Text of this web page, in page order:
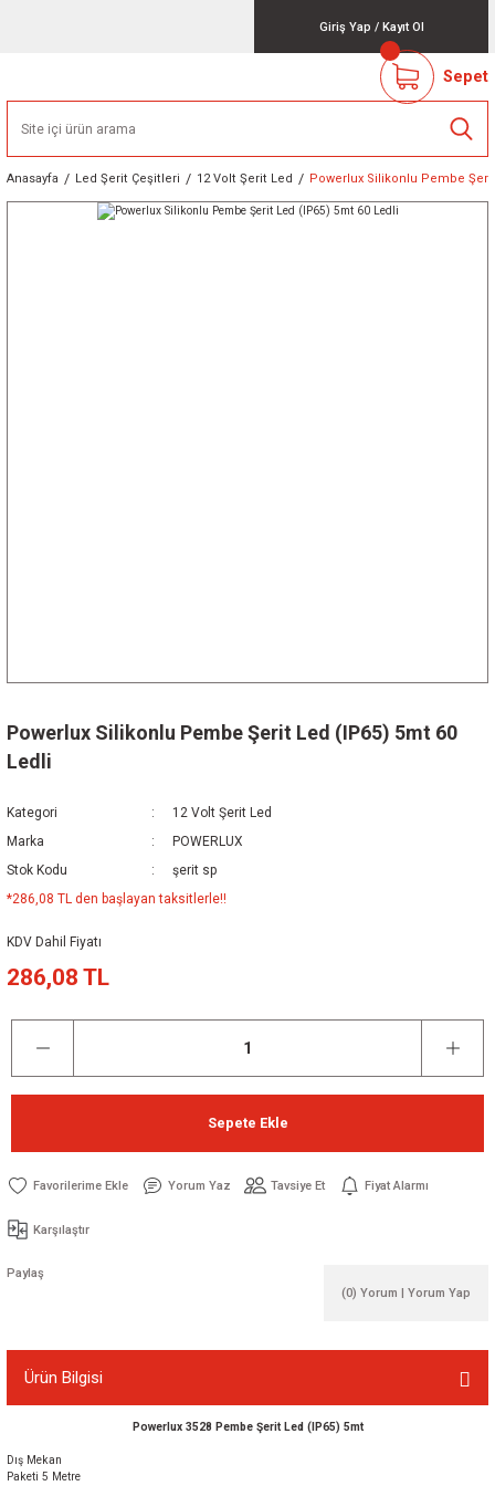
Giriş Yap / Kayıt Ol
Sepet
Anasayfa Led Şerit Çeşitleri 12 Volt Şerit Led Powerlux Silikonlu Pembe
Powerlux Silikonlu Pembe Şerit Led (IP65) 5mt 60
Ledli
Kategori
12 Volt Şerit Led
Marka
POWERLUX
Stok Kodu
şerit sp
*286,08 TL den başlayan taksitlerle!!
KDV Dahil Fiyatı
286,08 TL
Sepete Ekle
Yorum Yaz Tavsiye Et Fiyat Alarmı
Karşılaştır
Paylaş
(0) Yorum | Yorum Yap
Ürün Bilgisi
Powerlux 3528 Pembe Şerit Led (IP65) 5mt
Dış Mekan
Paketi 5 Metre